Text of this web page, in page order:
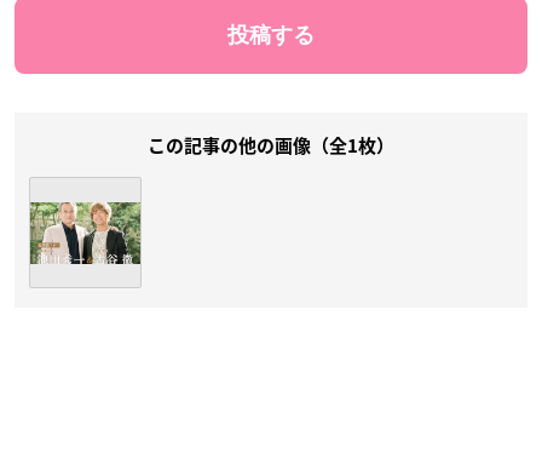
この記事の他の画像（全1枚）